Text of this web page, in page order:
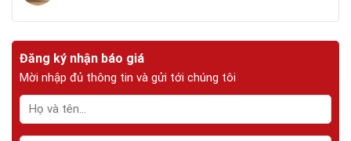
Đăng ký nhận báo giá
Mời nhập đủ thông tin và gửi tới chúng tôi